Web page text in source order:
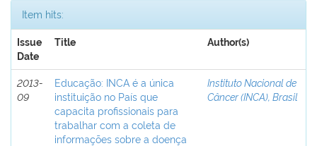
Item hits:
Issue
Date
Title Author(s)
2013-
09
Educação: INCA é a única
instituição no País que
capacita profissionais para
trabalhar com a coleta de
informações sobre a doença
Instituto Nacional de
Câncer (INCA), Brasil